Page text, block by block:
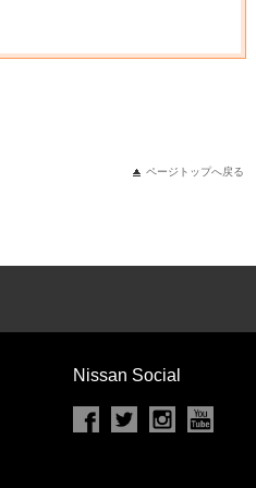
ページトップへ戻る
Nissan Social